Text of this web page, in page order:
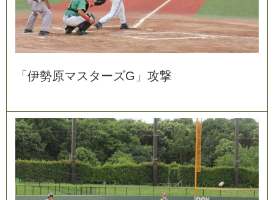
「 伊勢原マ ス ターズG 」 攻撃